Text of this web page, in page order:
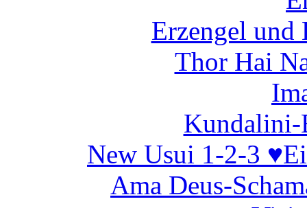
Erzengel und
Thor Hai
Kundalini-
New Usui 1-2-3
Ama Deus-